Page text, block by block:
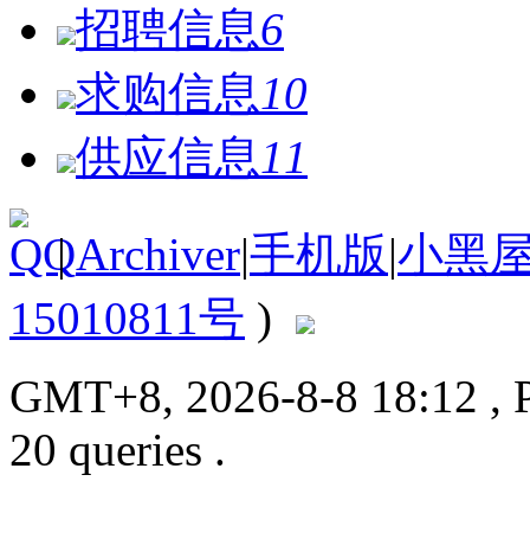
招聘信息6
求购信息 10
供应信息 11
| Archiver|手机版|小黑
15010811号 )
GMT+8, 2026-8-8 18:12 ,
20 queries .